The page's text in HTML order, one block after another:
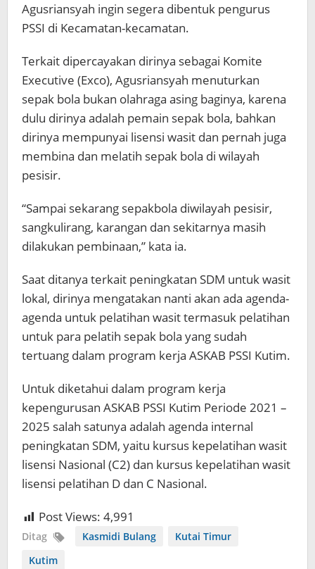
Agusriansyah ingin segera dibentuk pengurus
PSSI di Kecamatan-kecamatan.
Terkait dipercayakan dirinya sebagai Komite
Executive (Exco), Agusriansyah menuturkan
sepak bola bukan olahraga asing baginya, karena
dulu dirinya adalah pemain sepak bola, bahkan
dirinya mempunyai lisensi wasit dan pernah juga
membina dan melatih sepak bola di wilayah
pesisir.
“Sampai sekarang sepakbola diwilayah pesisir,
sangkulirang, karangan dan sekitarnya masih
dilakukan pembinaan,” kata ia.
Saat ditanya terkait peningkatan SDM untuk wasit
lokal, dirinya mengatakan nanti akan ada agenda-
agenda untuk pelatihan wasit termasuk pelatihan
untuk para pelatih sepak bola yang sudah
tertuang dalam program kerja ASKAB PSSI Kutim.
Untuk diketahui dalam program kerja
kepengurusan ASKAB PSSI Kutim Periode 2021 –
2025 salah satunya adalah agenda internal
peningkatan SDM, yaitu kursus kepelatihan wasit
lisensi Nasional (C2) dan kursus kepelatihan wasit
lisensi pelatihan D dan C Nasional.
Post Views: 4,991
Ditag Kasmidi Bulang
Kutai Timur
Kutim